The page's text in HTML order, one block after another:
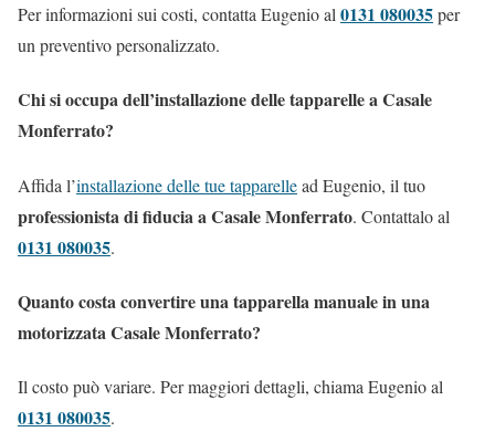
Per informazioni sui costi, contatta Eugenio al 0131 080035per
un preventivo personalizzato.
Chi si occupa dell’installazione delle tapparelle a Casale
Monferrato?
Affida l’installazione delle tue tapparellead Eugenio, il tuo
professionista di fiducia a Casale Monferrato. Contattalo al
0131 080035.
Quanto costa convertire una tapparella manuale in una
motorizzata Casale Monferrato?
Il costo può variare. Per maggiori dettagli, chiama Eugenio al
0131 080035.